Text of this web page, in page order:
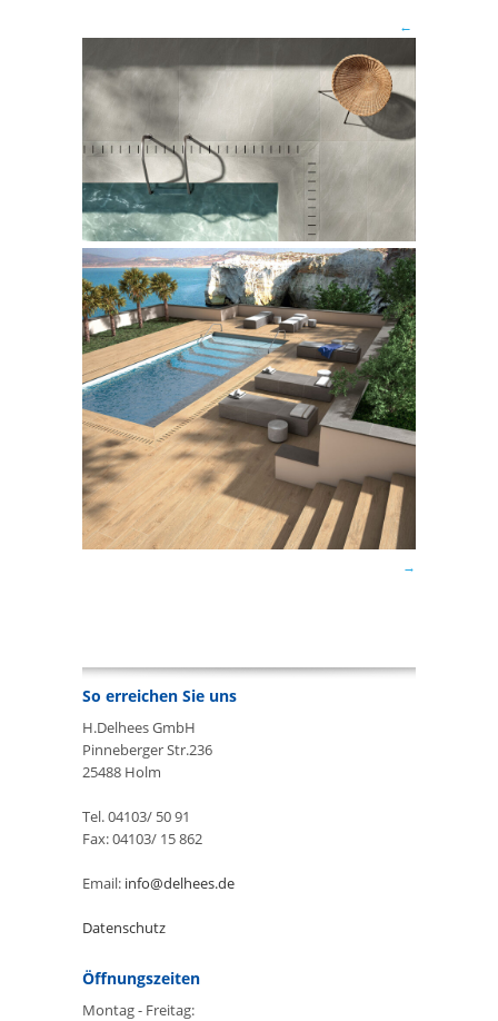
So erreichen Sie uns
H.Delhees GmbH
Pinneberger Str.236
25488 Holm
Tel. 04103/ 50 91
Fax: 04103/ 15 862
Email: info@delhees.de
Datenschutz
Öffnungszeiten
Montag - Freitag: